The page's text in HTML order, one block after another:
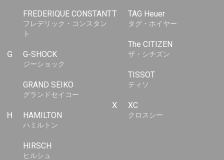
FREDERIQUE CONSTANT
フレデリック・コンスタン
ト
G G-SHOCK
ジーショック
GRAND SEIKO
グランドセイコー
H HAMILTON
ハミルトン
HIRSCH
ヒルシュ
T TAG Heuer
タグ・ホイヤー
The CITIZEN
ザ・シチズン
TISSOT
ティソ
X XC
クロスシー